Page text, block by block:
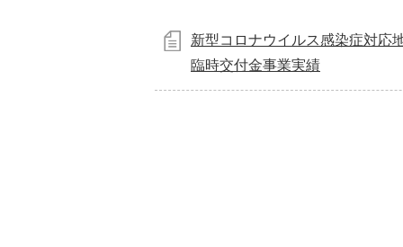
新型コロナウイルス感染症対応
臨時交付金事業実績